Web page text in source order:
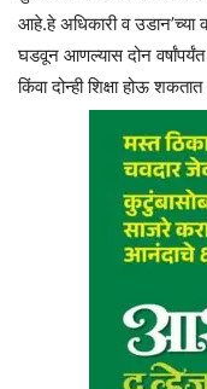
आहे.हे अधिकारी व उडान’च्या
घडवून आणल्यास दोन
किंवा दोन्ही शिक्षा होऊ